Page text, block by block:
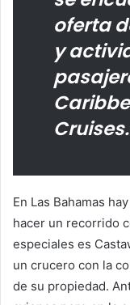
oferta
y
En Las Bahamas
hacer un recorrido
especiales es
un crucero con la
de su propiedad.